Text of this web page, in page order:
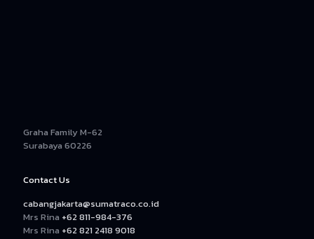
Graha Family M-62
Surabaya 60226
Contact Us
cabangjakarta@sumatraco.co.id
Mrs Rina +62 811-984-376
Mrs Rina +62 821 2418 9018